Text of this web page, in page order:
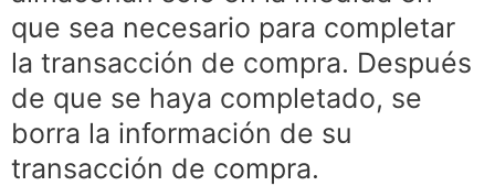
que sea necesario para completar
la transacción de compra. Después
de que se haya completado, se
borra la información de su
transacción de compra.